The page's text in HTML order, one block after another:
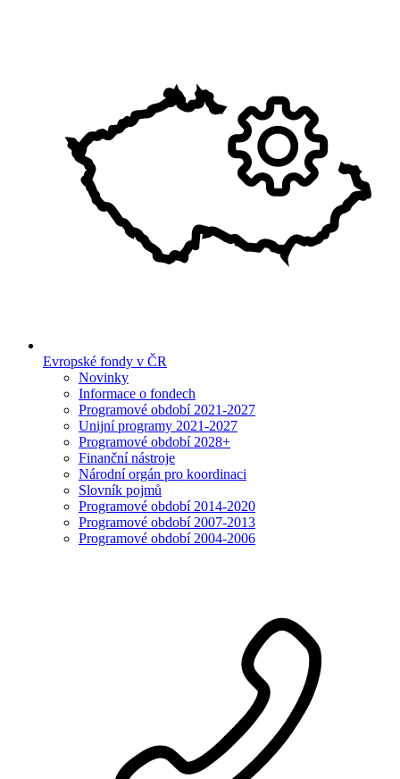
Evropské fondy v ČR
Novinky
Informace o fondech
Programové období 2021-2027
Unijní programy 2021-2027
Programové období 2028+
Finanční nástroje
Národní orgán pro koordinaci
Slovník pojmů
Programové období 2014-2020
Programové období 2007-2013
Programové období 2004-2006